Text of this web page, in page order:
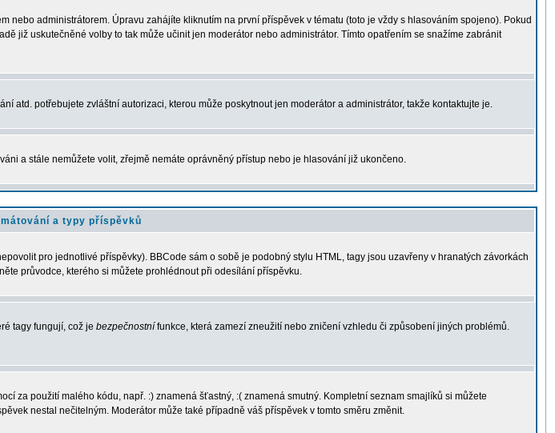
administrátorem. Úpravu zahájíte kliknutím na první příspěvek v tématu (toto je vždy s hlasováním spojeno). Pokud
již uskutečněné volby to tak může učinit jen moderátor nebo administrátor. Tímto opatřením se snažíme zabránit
atd. potřebujete zvláštní autorizaci, kterou může poskytnout jen moderátor a administrátor, takže kontaktujte je.
a stále nemůžete volit, zřejmě nemáte oprávněný přístup nebo je hlasování již ukončeno.
a typy příspěvků
pro jednotlivé příspěvky). BBCode sám o sobě je podobný stylu HTML, tagy jsou uzavřeny v hranatých závorkách
průvodce, kterého si můžete prohlédnout při odesílání příspěvku.
tagy fungují, což je bezpečnostní funkce, která zamezí zneužití nebo zničení vzhledu či způsobení jiných problémů.
za použití malého kódu, např. :) znamená šťastný, :( znamená smutný. Kompletní seznam smajlíků si můžete
nestal nečitelným. Moderátor může také případně váš příspěvek v tomto směru změnit.